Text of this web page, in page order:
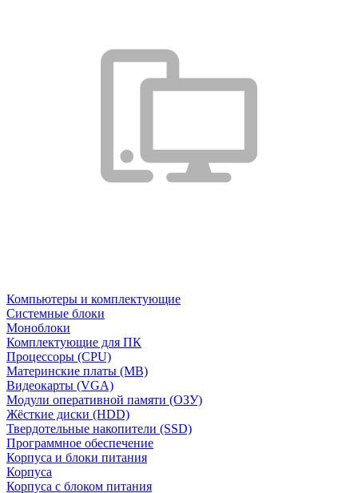
Компьютеры и комплектующие
Системные блоки
Моноблоки
Комплектующие для ПК
Процессоры (CPU)
Материнские платы (MB)
Видеокарты (VGA)
Модули оперативной памяти (ОЗУ)
Жёсткие диски (HDD)
Твердотельные накопители (SSD)
Программное обеспечение
Корпуса и блоки питания
Корпуса
Корпуса с блоком питания